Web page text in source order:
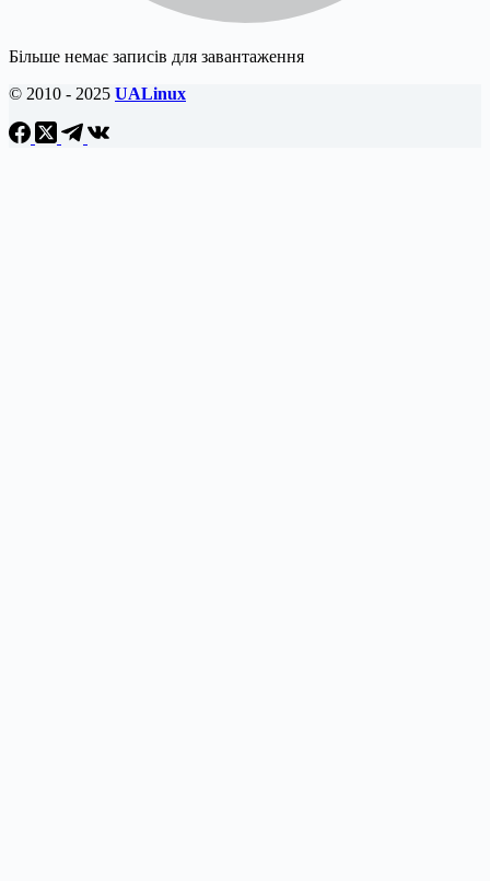
Більше немає записів для завантаження
© 2010 - 2025 UALinux